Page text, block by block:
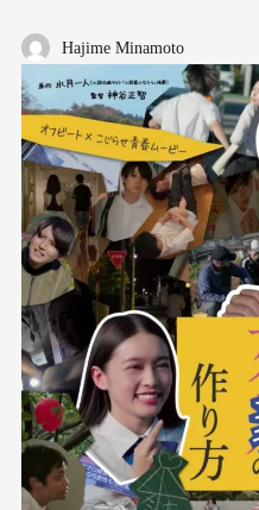
Hajime Minamoto